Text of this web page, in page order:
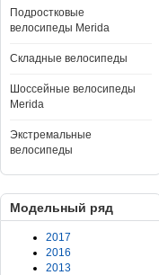
Подростковые
велосипеды Merida
Складные велосипеды
Шоссейные велосипеды
Merida
Экстремальные
велосипеды
Модельный ряд
2017
2016
2013